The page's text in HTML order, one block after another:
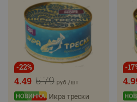
-22%
5.79
4.49 руб./шт
Икра трески
-17